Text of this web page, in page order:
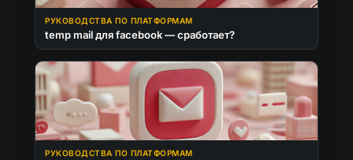
РУКОВОДСТВА ПО ПЛАТФОРМАМ
temp mail для facebook — сработает?
РУКОВОДСТВА ПО ПЛАТФОРМАМ